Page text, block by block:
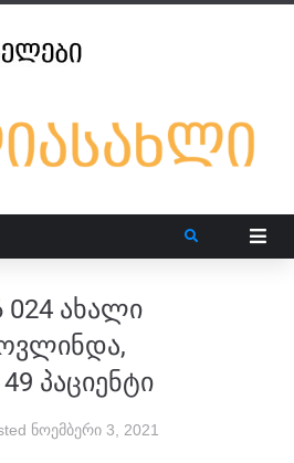
024 ახალი
პაციენტი
ნოემბერი 3, 2021